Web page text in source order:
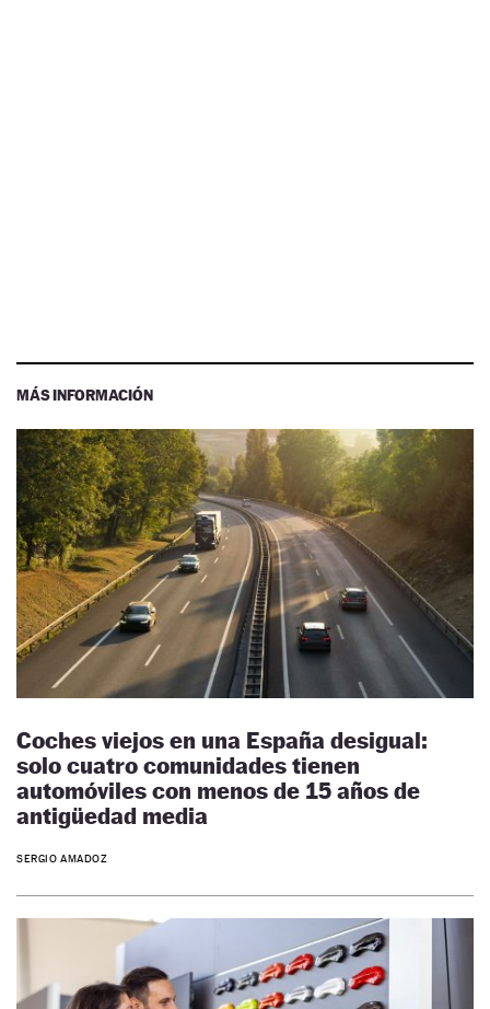
MÁS INFORMACIÓN
Coches viejos en una España desigual:
solo cuatro comunidades tienen
automóviles con menos de 15 años de
antigüedad media
SERGIO AMADOZ